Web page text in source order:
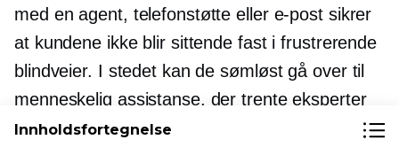
med en agent, telefonstøtte eller e-post sikrer
at kundene ikke blir sittende fast i frustrerende
blindveier. I stedet kan de sømløst gå over til
menneskelig assistanse, der trente eksperter
kan tilby personlige løsninger og navigere i
Innholdsfortegnelse